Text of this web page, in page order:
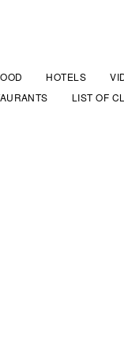
HOTELS
LIST OF